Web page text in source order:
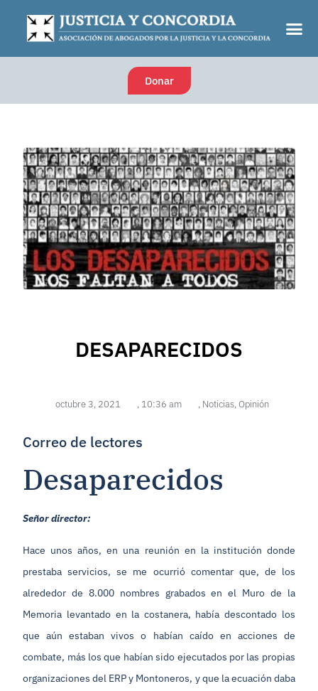
Donar
DESAPARECIDOS
octubre 3, 2021 , 10:36 am , Noticias,Opinión
Correo de lectores
Desaparecidos
Señor director:
Hace unos años, en una reunión en la institución donde
prestaba servicios, se me ocurrió comentar que, de los
alrededor de 8.000 nombres grabados en el Muro de la
Memoria levantado en la costanera, había descontado los
que aún estaban vivos o habían caído en acciones de
combate, más los que habían sido ejecutados por las propias
organizaciones del ERP y Montoneros, y que la ecuación daba